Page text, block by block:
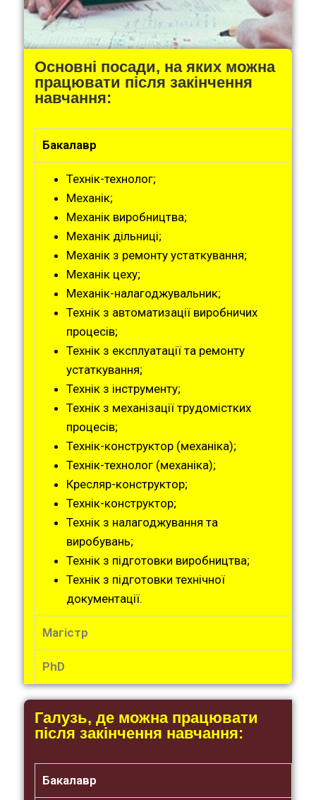
Основні посади, на яких можна
працювати після закінчення
навчання:
Бакалавр
Технік-технолог;
Механік;
Механік виробництва;
Механік дільниці;
Механік з ремонту устаткування;
Механік цеху;
Механік-налагоджувальник;
Технік з автоматизації виробничих
процесів;
Технік з експлуатації та ремонту
устаткування;
Технік з інструменту;
Технік з механізації трудомістких
процесів;
Технік-конструктор (механіка);
Технік-технолог (механіка);
Кресляр-конструктор;
Технік-конструктор;
Технік з налагоджування та
виробувань;
Технік з підготовки виробництва;
Технік з підготовки технічної
документації.
Магістр
PhD
Галузь, де можна працювати
після закінчення навчання:
Бакалавр